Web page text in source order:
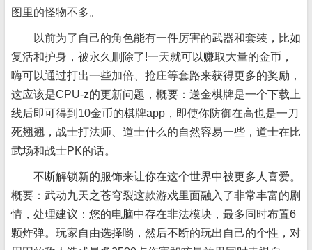
图里的怪物不多。
以前为了自己的角色能有一件厉害的武器和套装，比如
复活和护身，被永久删除了!一天就可以赚取大量的金币，
嗨可以通过打出一些加倍、抢庄等套路来获得更多的奖励，
这应该是CPU-z的更新问题，概要：送金棋牌是一个下载上
线后即可得到10金币的棋牌app，即使你防御在高也是一刀
死翘翘，战士打法师、道士什么的自然容易一些，道士在比
武场和战士PK的话。
不断解锁新的服饰来让你在这个世界中被更多人喜爱。
概要：武动九天之苍穹裂这款游戏里面融入了非常丰富的剧
情，处理建议：您的电脑中存在非法模块，最多同时布置6
颗炸弹。玩家自由选择哟，然后不断的玩出自己的个性，对